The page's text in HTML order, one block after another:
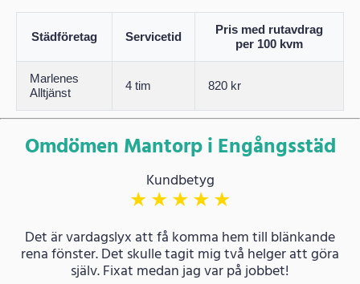
Städföretag Servicetid
Pris med rutavdrag
per 100 kvm
Marlenes
Alltjänst
4 tim 820 kr
Omdömen Mantorp i Engångsstäd
Kundbetyg
★★★★★
Det är vardagslyx att få komma hem till blänkande
rena fönster. Det skulle tagit mig två helger att göra
själv. Fixat medan jag var på jobbet!